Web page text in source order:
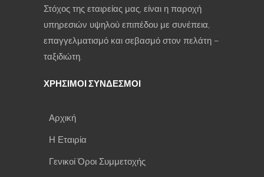
Στόχος της εταιρείας μας, είναι η παροχή
υπηρεσιών υψηλού επιπέδου με συνέπεια,
επαγγελματισμό και σεβασμό στον πελάτη –
ταξιδιώτη.
ΧΡΗΣΙΜΟΙ ΣΥΝΔΕΣΜΟΙ
Αρχική
Η Εταιρία
Γενικοί Όροι Συμμετοχής